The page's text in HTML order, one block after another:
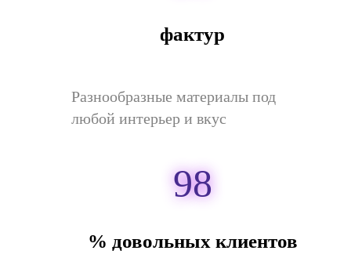
фактур
Разнообразные материалы под
любой интерьер и вкус
98
% довольных клиентов